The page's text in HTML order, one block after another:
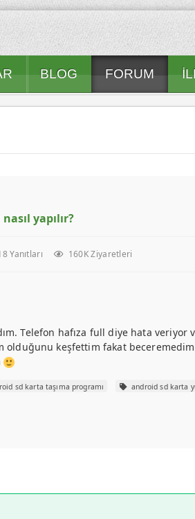
BLOG FORUM
yapılır?
Yanıtları 160K Ziyaretleri
Telefon hafıza full diye hata veriyor
keşfettim fakat
sd karta taşıma programı android sd karta